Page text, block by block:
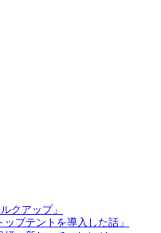
クアップ」
プテントを導入した話」